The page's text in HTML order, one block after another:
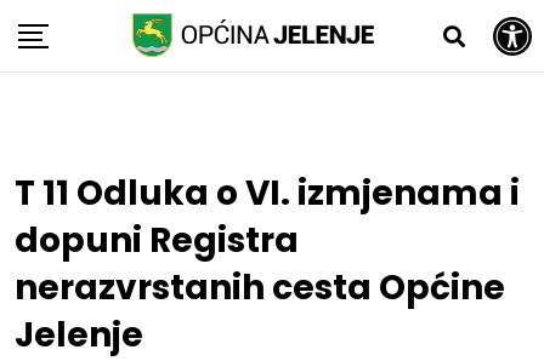
Open toolbar
Skip
T 11 Odluka o VI. izmjenama i
dopuni Registra
nerazvrstanih cesta Općine
Jelenje